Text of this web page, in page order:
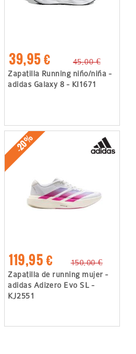
39,95 €
45,00 €
Zapatilla Running niño/niña -
adidas Galaxy 8 - KI1671
-20%
119,95 €
150,00 €
Zapatilla de running mujer -
adidas Adizero Evo SL -
KJ2551